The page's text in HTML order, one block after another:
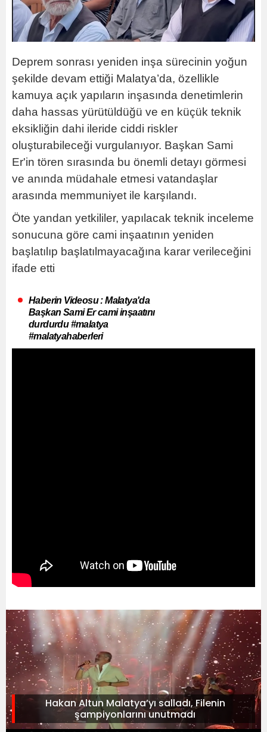
Deprem sonrası yeniden inşa sürecinin yoğun
şekilde devam ettiği Malatya’da, özellikle
kamuya açık yapıların inşasında denetimlerin
daha hassas yürütüldüğü ve en küçük teknik
eksikliğin dahi ileride ciddi riskler
oluşturabileceği vurgulanıyor. Başkan Sami
Er'in tören sırasında bu önemli detayı görmesi
ve anında müdahale etmesi vatandaşlar
arasında memmuniyet ile karşılandı.
Öte yandan yetkililer, yapılacak teknik inceleme
sonucuna göre cami inşaatının yeniden
başlatılıp başlatılmayacağına karar verileceğini
ifade etti
Haberin Videosu : Malatya'da
Başkan Sami Er cami inşaatını
durdurdu #malatya
#malatyahaberleri
Hakan Altun Malatya’yı salladı, Filenin
şampiyonlarını unutmadı